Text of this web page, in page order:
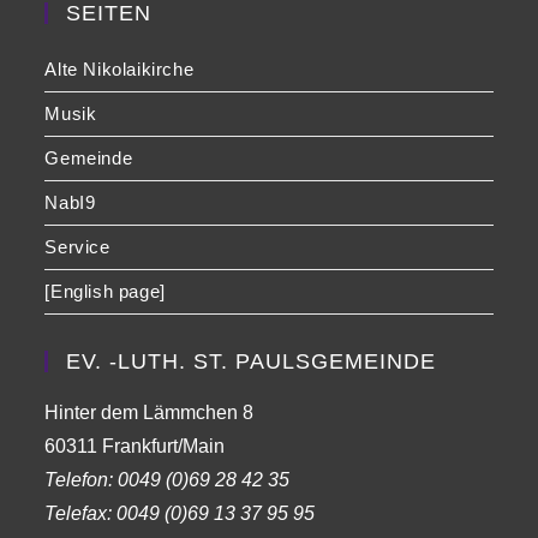
SEITEN
Alte Nikolaikirche
Musik
Gemeinde
NabI9
Service
[English page]
EV. -LUTH. ST. PAULSGEMEINDE
Hinter dem Lämmchen 8
60311 Frankfurt/Main
Telefon:0049 (0)69 28 42 35
Telefax:0049 (0)69 13 37 95 95